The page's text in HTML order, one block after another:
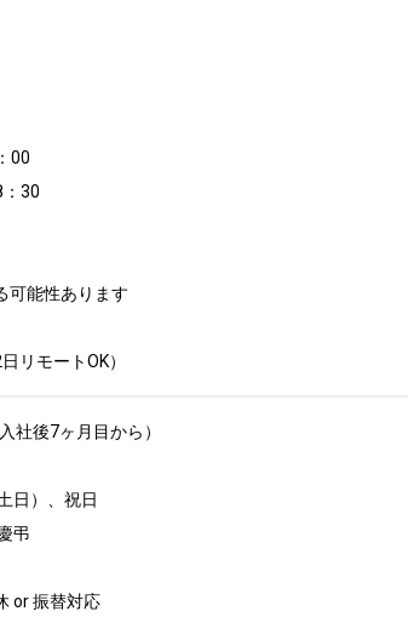
00
30
可能性あります
リモートOK）
社後7ヶ月目から）
日）、祝日
弔
or 振替対応